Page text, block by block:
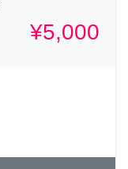
¥5,000